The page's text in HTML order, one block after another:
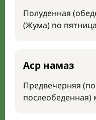
Полуденная
(Жума) по
Аср намаз
Предвечерняя
послеобеденная)